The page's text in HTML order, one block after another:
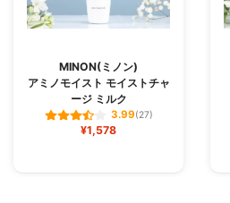
MINON(ミノン)
アミノモイスト モイストチャ
ージ ミルク
3.99(27)
¥1,578